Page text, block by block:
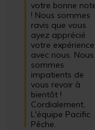
votre bonne
! Nous sommes
ravis que vous
ayez apprécié
votre expérience
avec nous. Nous
sommes
impatients de
vous revoir à
bientôt !
Cordialement,
L'équipe Pacific
Pêche.